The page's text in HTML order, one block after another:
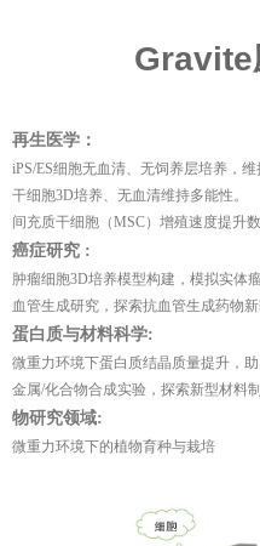
Gravite
再生医学：
iPS/ES细胞无血清、无饲养层培养，
干细胞3D培养、无血清维持多能性。
间充质干细胞（MSC）增殖速度提升
癌症研究 :
肿瘤细胞3D培养模型构建，模拟实体瘤
血管生成研究，探索抗血管生成药物新
蛋白质与材料科学:
微重力环境下蛋白质结晶质量提升，助
金属/化合物合成实验，探索新型材料制
物研究领域:
微重力环境下的植物育种与栽培